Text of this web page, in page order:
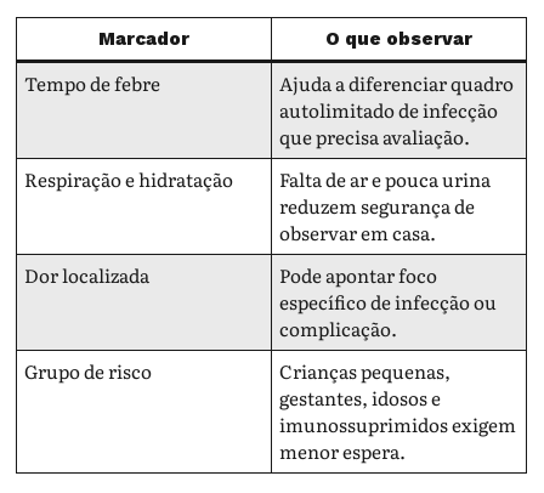
Marcador O que observar
Tempo de febre
Ajuda a diferenciar quadro
autolimitado de infecção
que precisa avaliação.
Respiração e hidratação
Falta de ar e pouca urina
reduzem segurança de
observar em casa.
Dor localizada
Pode apontar foco
específico de infecção ou
complicação.
Grupo de risco
Crianças pequenas,
gestantes, idosos e
imunossuprimidos exigem
menor espera.